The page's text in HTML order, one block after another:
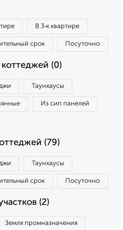
В 3‑к квартире
срок Посуточно
(0)
Таунхаусы
Из сип панелей
(79)
Таунхаусы
срок Посуточно
(2)
Земля промназначения